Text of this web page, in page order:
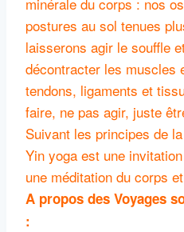
postures au sol tenues
laisserons agir le souffle
décontracter les muscles
tendons, ligaments et
faire, ne pas agir, juste
Suivant les principes de
Yin yoga est une
une méditation du corps
A propos des Voyages
: